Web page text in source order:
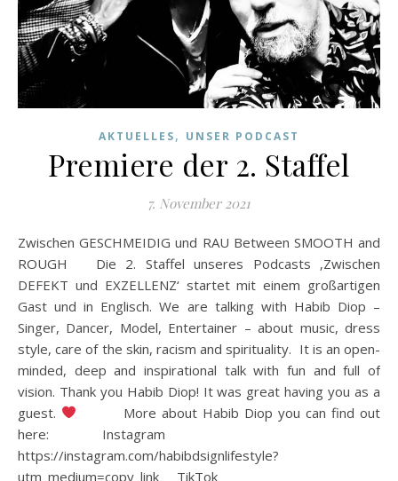
AKTUELLES, UNSER PODCAST
Premiere der 2. Staffel
7. November 2021
Zwischen GESCHMEIDIG und RAU Between SMOOTH and
ROUGH Die 2. Staffel unseres Podcasts ‚Zwischen
DEFEKT und EXZELLENZ‘ startet mit einem großartigen
Gast und in Englisch. We are talking with Habib Diop –
Singer, Dancer, Model, Entertainer – about music, dress
style, care of the skin, racism and spirituality. It is an open-
minded, deep and inspirational talk with fun and full of
vision. Thank you Habib Diop! It was great having you as a
guest.
More about Habib Diop you can find out
here: Instagram
https://instagram.com/habibdsignlifestyle?
utm_medium=copy_link TikTok